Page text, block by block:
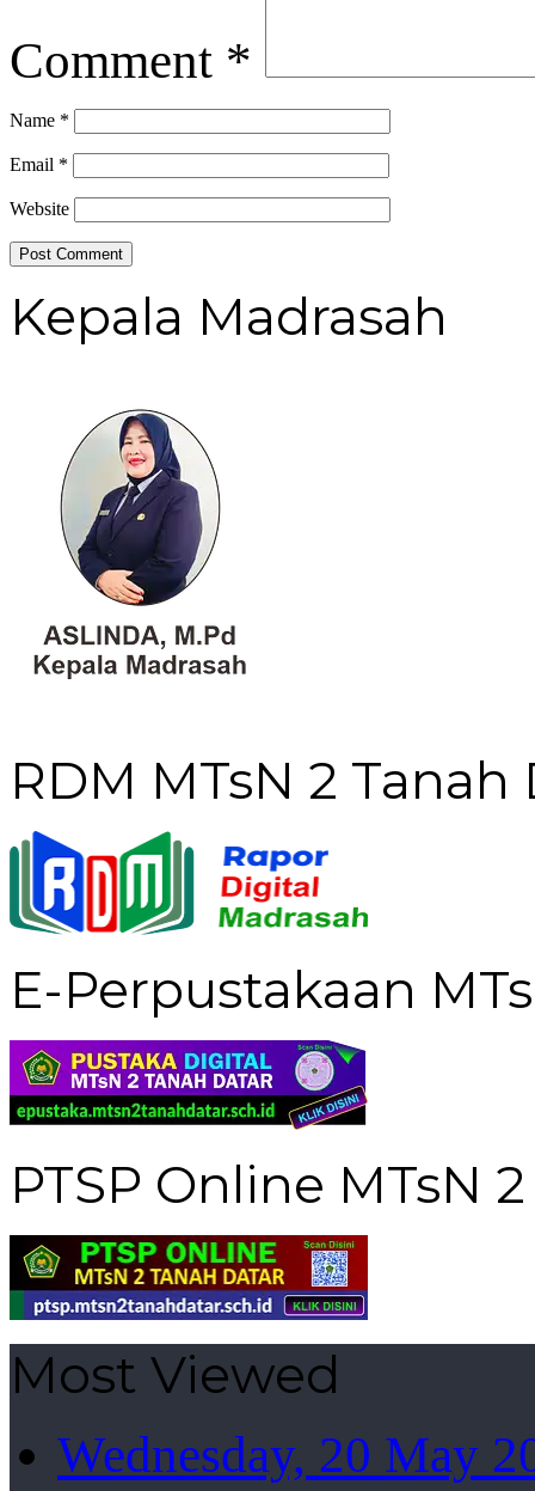
Comment *
Name *
Email *
Website
Kepala Madrasah
RDM MTsN 2 Tanah
E-Perpustakaan
PTSP Online MTsN
Most Viewed
Wednesday, 20 May